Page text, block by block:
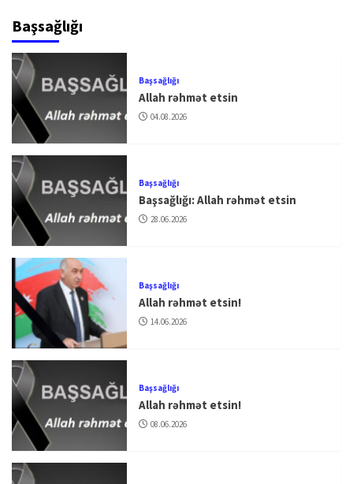
Başsağlığı
Başsağlığı
Allah rəhmət etsin
04.08.2026
Başsağlığı
Başsağlığı: Allah rəhmət etsin
28.06.2026
Başsağlığı
Allah rəhmət etsin!
14.06.2026
Başsağlığı
Allah rəhmət etsin!
08.06.2026